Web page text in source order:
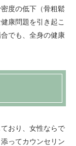
度の低下（骨粗鬆
康問題を引き起こ
でも、全身の健康
おり、女性ならで
ってカウンセリン